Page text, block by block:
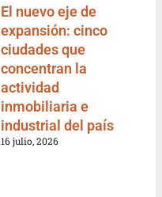
El nuevo eje de
expansión: cinco
ciudades que
concentran la
actividad
inmobiliaria e
industrial del país
16 julio, 2026